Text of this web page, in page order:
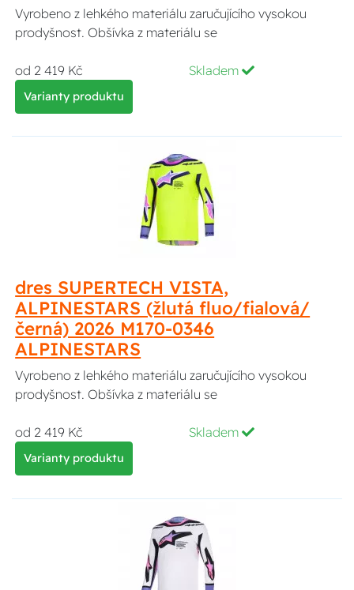
Vyrobeno z lehkého materiálu zaručujícího vysokou
prodyšnost. Obšívka z materiálu se
od 2 419 Kč Skladem
Varianty produktu
dres SUPERTECH VISTA,
ALPINESTARS (žlutá fluo/fialová/
černá) 2026 M170-0346
ALPINESTARS
Vyrobeno z lehkého materiálu zaručujícího vysokou
prodyšnost. Obšívka z materiálu se
od 2 419 Kč Skladem
Varianty produktu